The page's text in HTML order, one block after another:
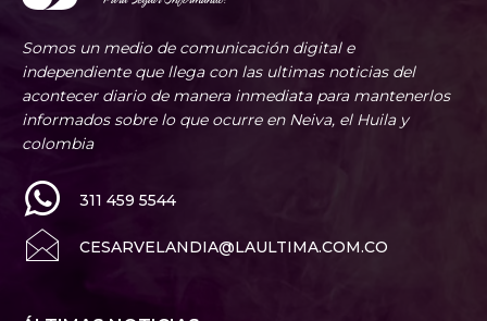
Somos un medio de comunicación digital e
independiente que llega con las ultimas noticias del
acontecer diario de manera inmediata para mantenerlos
informados sobre lo que ocurre en Neiva, el Huila y
colombia
311 459 5544
CESARVELANDIA@LAULTIMA.COM.CO